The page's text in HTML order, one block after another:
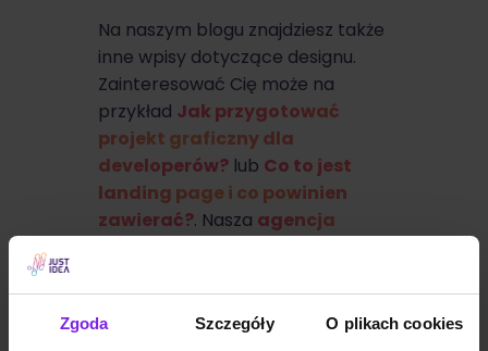
Zgoda Szczegóły O plikach cookies
Na naszym blogu znajdziesz także
inne wpisy dotyczące designu.
Zainteresować Cię może na
przykład Jak przygotować
projekt graficzny dla
developerów? lub Co to jest
landing page i co powinien
zawierać?. Nasza agencja
doświadczonych grafików, którzy
z chęcią pomogą Ci w stworzeniu